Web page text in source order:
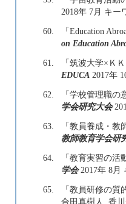
2018年 7月 キ
60.
「Education
on Education
61.
「筑波大学×Ｋ
EDUCA 2017年
62.
「学校管理職
学会研究大会
63.
「教員養成・
教師教育学会研
64.
「教育実習の
学会2017年 8月
65.
「教員研修の
合田真樹人, 香